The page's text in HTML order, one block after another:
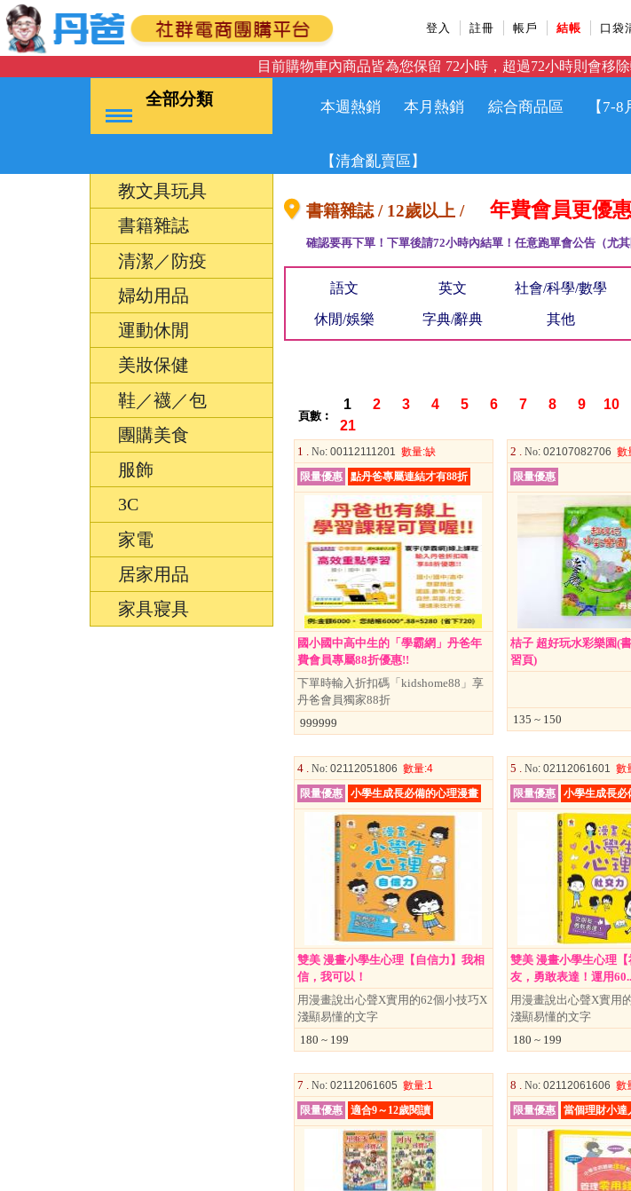
登入 註冊 帳戶 結帳 口袋
目前購物車內商品皆為您保留 72小時，超過72小時則會移
全部分類 本週熱銷 本月熱銷 綜合商品區 【7-8
【清倉亂賣區】
教文具玩具
書籍雜誌
清潔／防疫
婦幼用品
運動休閒
美妝保健
鞋／襪／包
團購美食
服飾
3C
家電
居家用品
家具寢具
書籍雜誌 / 12歲以上 / 年費會員更優惠
確認要再下單！下單後請72小時內結單！任意跑單會公告（尤
語文 英文 社會/科學/數學
休閒/娛樂 字典/辭典 其他
頁數︰
1 2 3 4 5 6 7 8 9 10
21
1 .No: 00112111201 數量:缺
限量優惠
點丹爸專屬連結才有88折
國小國中高中生的「學霸網」丹爸年
費會員專屬88折優惠!!
下單時輸入折扣碼「kidshome88」享
丹爸會員獨家88折
999999
2 .No: 02107082706 數
限量優惠
桔子 超好玩水彩樂園(
習頁)
135 ~ 150
4 .No: 02112051806 數量:4
限量優惠
小學生成長必備的心理漫畫
雙美 漫畫小學生心理【自信力】我相
信，我可以！
用漫畫說出心聲X實用的62個小技巧X
淺顯易懂的文字
180 ~ 199
5 .No: 02112061601 數
限量優惠
小學生成長必
雙美 漫畫小學生心理【
友，勇敢表達！運用
用漫畫說出心聲X實用
淺顯易懂的文字
180 ~ 199
7 .No: 02112061605 數量:1
限量優惠
適合9～12歲閱讀
8 .No: 02112061606 數
限量優惠
當個理財小達